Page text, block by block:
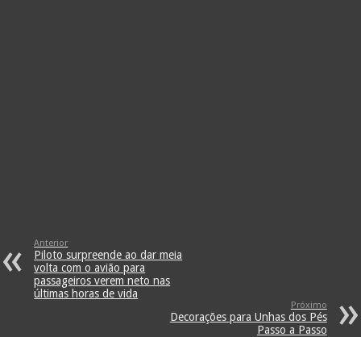
Anterior
Piloto surpreende ao dar meia
volta com o avião para
passageiros verem neto nas
últimas horas de vida
Próximo
Decorações para Unhas dos Pés
Passo a Passo